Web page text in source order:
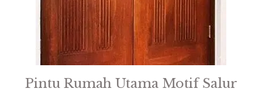
Pintu Rumah Utama Motif Salur